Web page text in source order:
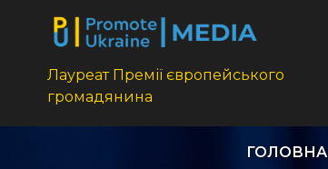
Лауреат Премії європейського
громадянина
ГОЛОВНА